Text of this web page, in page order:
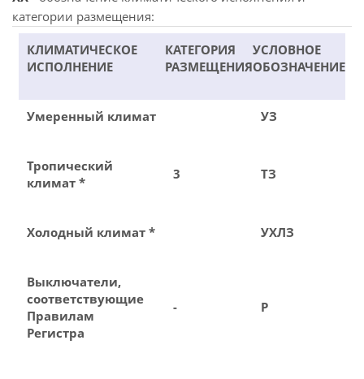
категории размещения:
КЛИМАТИЧЕСКОЕ
ИСПОЛНЕНИЕ
КАТЕГОРИЯ
РАЗМЕЩЕНИЯ
УСЛОВНОЕ
ОБОЗНАЧЕНИЕ
Умеренный климат
3
УЗ
Тропический
климат *
ТЗ
Холодный климат * УХЛЗ
Выключатели,
соответствующие
Правилам
Регистра
- Р